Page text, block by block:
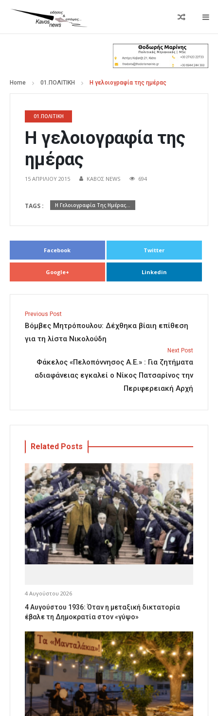
Home 01.ΠΟΛΙΤΙΚΗ Η γελοιογραφία της ημέρας
01.ΠΟΛΙΤΙΚΗ
Η γελοιογραφία της
ημέρας
15 ΑΠΡΙΛΊΟΥ 2015 ΚΑΒΟΣ NEWS 694
TAGS : Η Γελοιογραφία Της Ημέρας...
Facebook Twitter
Google+ Linkedin
Previous Post
Βόμβες Μητρόπουλου: Δέχθηκα βίαιη επίθεση
για τη λίστα Νικολούδη
Next Post
Φάκελος «Πελοπόννησος Α.Ε.» : Για ζητήματα
αδιαφάνειας εγκαλεί ο Νίκος Πατσαρίνος την
Περιφερειακή Αρχή
Related Posts
4 Αυγούστου 2026
4 Αυγούστου 1936: Όταν η μεταξική δικτατορία
έβαλε τη Δημοκρατία στον «γύψο»